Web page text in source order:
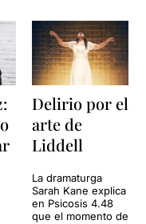
Delirio por el
arte de
Liddell
La dramaturga
Sarah Kane explica
en Psicosis 4.48
que el momento de